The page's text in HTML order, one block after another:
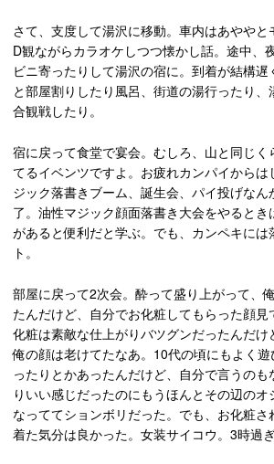
さて、支度して湯沢に移動。車内はあやや
D観ながらカラオケしつつ懐かし話。途中、
ビニ寄ったりして湯沢の宿に。到着が結構遅
と部屋割りしたり風呂、街道の湯行ったり
合観戦したり。
宿に戻って食堂で宴会。むしろ、山と同じく
てるイベンツですよ。お疲れカンパイからは
ジック落書きブーム、誕生会、パイ投げな
了。油性マジック顔面落書き大会をやると
があると便利だと学ぶ。でも、カンペキには
ト。
部屋に戻って2次会。酔って盛り上がって、
たんだけど、自分でお化粧してもらった顔
化粧は素敵な仕上がりバツグンだったんだ
俺の顔は老けてたなあ。10代の頃にもよく
ったりとかあったんだけど、自分で言うの
りいい感じだったのにもうほんとその辺の
なっててションボリだった。でも、お化粧
着た気分は良かった。女装サイコウ。3時過ぎ